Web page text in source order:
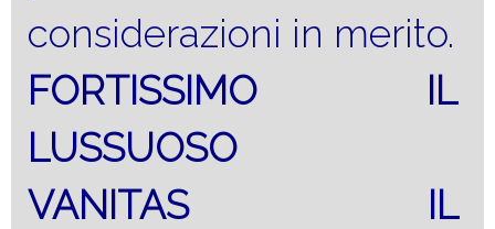
considerazioni in merito.
FORTISSIMO IL
LUSSUOSO
VANITAS IL